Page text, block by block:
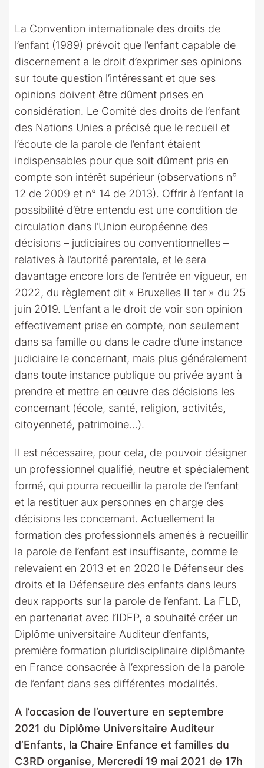
La Convention internationale des droits de
l’enfant (1989) prévoit que l’enfant capable de
discernement a le droit d’exprimer ses opinions
sur toute question l’intéressant et que ses
opinions doivent être dûment prises en
considération. Le Comité des droits de l’enfant
des Nations Unies a précisé que le recueil et
l’écoute de la parole de l’enfant étaient
indispensables pour que soit dûment pris en
compte son intérêt supérieur (observations n°
12 de 2009 et n° 14 de 2013). Offrir à l’enfant la
possibilité d’être entendu est une condition de
circulation dans l’Union européenne des
décisions – judiciaires ou conventionnelles –
relatives à l’autorité parentale, et le sera
davantage encore lors de l’entrée en vigueur, en
2022, du règlement dit « Bruxelles II ter » du 25
juin 2019. L’enfant a le droit de voir son opinion
effectivement prise en compte, non seulement
dans sa famille ou dans le cadre d’une instance
judiciaire le concernant, mais plus généralement
dans toute instance publique ou privée ayant à
prendre et mettre en œuvre des décisions les
concernant (école, santé, religion, activités,
citoyenneté, patrimoine…).
Il est nécessaire, pour cela, de pouvoir désigner
un professionnel qualifié, neutre et spécialement
formé, qui pourra recueillir la parole de l’enfant
et la restituer aux personnes en charge des
décisions les concernant. Actuellement la
formation des professionnels amenés à recueillir
la parole de l’enfant est insuffisante, comme le
relevaient en 2013 et en 2020 le Défenseur des
droits et la Défenseure des enfants dans leurs
deux rapports sur la parole de l’enfant. La FLD,
en partenariat avec l’IDFP, a souhaité créer un
Diplôme universitaire Auditeur d’enfants,
première formation pluridisciplinaire diplômante
en France consacrée à l’expression de la parole
de l’enfant dans ses différentes modalités.
A l’occasion de l’ouverture en septembre
2021 du Diplôme Universitaire Auditeur
d’Enfants, la Chaire Enfance et familles du
C3RD organise, Mercredi 19 mai 2021 de 17h